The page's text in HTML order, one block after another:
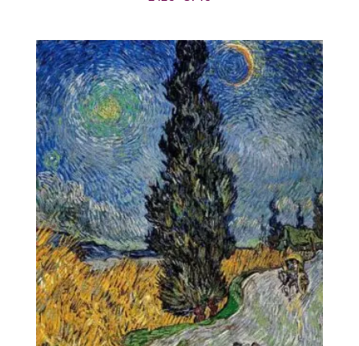
precios:
desde
242€
hasta
374€